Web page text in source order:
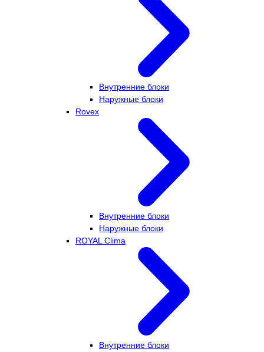
Внутренние блоки
Наружные блоки
Rovex
Внутренние блоки
Наружные блоки
ROYAL Clima
Внутренние блоки